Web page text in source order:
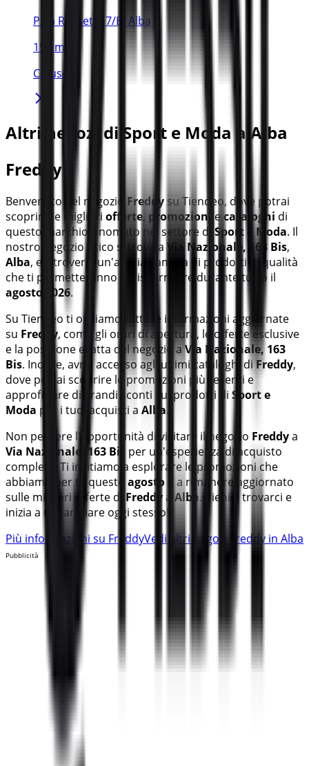
P.Za Rossetti, 7/B, Alba
153 m
Chiuso
Altri negozi di Sport e Moda a Alba
Freddy
Benvenuto nel negozio Freddysu Tiendeo, dove potrai
scoprire le migliori offerte, promozioni e cataloghi di
questo marchio rinomato nel settore di Sport e Moda. Il
nostro negozio fisico si trova a Via Nazionale, 163 Bis,
Alba, e lì troverai un'ampia gamma di prodotti di qualità
che ti permetteranno di risparmiare durante tutto il
agosto 2026.
Su Tiendeo ti offriamo tutte le informazioni aggiornate
su Freddy, come gli orari di apertura, le offerte esclusive
e la posizione esatta del negozio aVia Nazionale, 163
Bis. Inoltre, avrai accesso agli ultimi cataloghi diFreddy,
dove potrai scoprire le promozioni più recenti e
approfittare di grandi sconti sui prodotti di Sport e
Moda per i tuoi acquisti a Alba.
Non perdere l'opportunità di visitare il negozio Freddya
Via Nazionale, 163 Bis
per un'esperienza di acquisto
completa. Ti invitiamo a esplorare le promozioni che
abbiamo per te questo agosto e a rimanere aggiornato
sulle migliori offerte di Freddya Alba. Vieni a trovarci e
inizia a risparmiare oggi stesso!
Più informazioni su FreddyVedi altri negozi Freddy in Alba
Pubblicità